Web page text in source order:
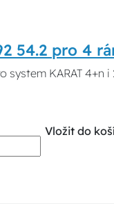
54.2 pro 4
system KARAT 4+n
Vložit do